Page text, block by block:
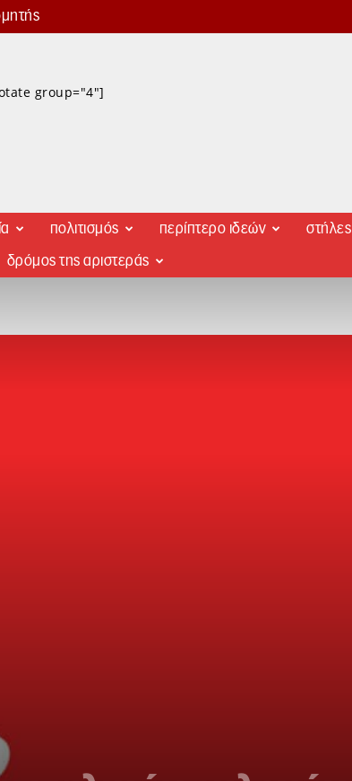
group="4"]
πολιτισμός περίπτερο ιδεών στήλες
δρόμος της αριστεράς